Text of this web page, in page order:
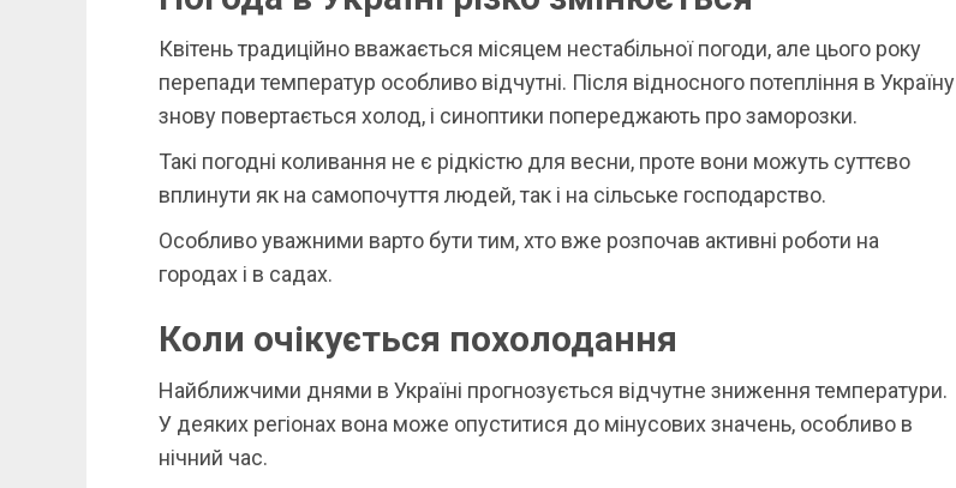
Квітень традиційно вважається місяцем нестабільної погоди, але цього року
перепади температур особливо відчутні. Після відносного потепління в Україну
знову повертається холод, і синоптики попереджають про заморозки.
Такі погодні коливання не є рідкістю для весни, проте вони можуть суттєво
вплинути як на самопочуття людей, так і на сільське господарство.
Особливо уважними варто бути тим, хто вже розпочав активні роботи на
городах і в садах.
Коли очікується похолодання
Найближчими днями в Україні прогнозується відчутне зниження температури.
У деяких регіонах вона може опуститися до мінусових значень, особливо в
нічний час.